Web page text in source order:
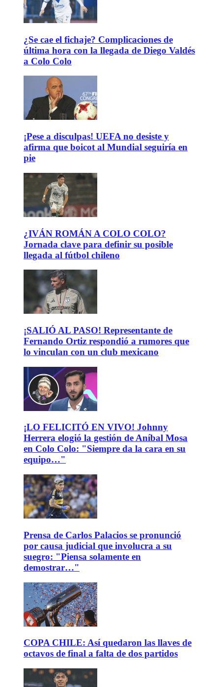
¿Se cae el fichaje? Complicaciones de
última hora con la llegada de Diego Valdés
a Colo Colo
¡Pese a disculpas! UEFA no desiste y
afirma que boicot al Mundial seguiría en
pie
¿IVÁN ROMÁN A COLO COLO?
Jornada clave para definir su posible
llegada al fútbol chileno
¡SALIÓ AL PASO! Representante de
Fernando Ortiz respondió a rumores que
lo vinculan con un club mexicano
¡LO FELICITÓ EN VIVO! Johnny
Herrera elogió la gestión de Aníbal Mosa
en Colo Colo: "Siempre da la cara en su
equipo…"
Prensa de Carlos Palacios se pronunció
por causa judicial que involucra a su
suegro: "Piensa solamente en
demostrar…"
COPA CHILE: Así quedaron las llaves de
octavos de final a falta de dos partidos